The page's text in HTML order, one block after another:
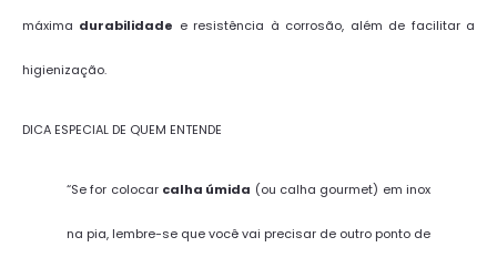
máxima durabilidade e resistência à corrosão, além de facilitar a
higienização.
DICA ESPECIAL DE QUEM ENTENDE
“Se for colocar calha úmida (ou calha gourmet) em inox
na pia, lembre-se que você vai precisar de outro ponto de